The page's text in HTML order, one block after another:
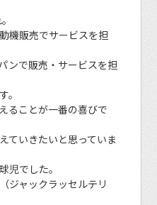
機販売でサービスを担
ンで販売・サービスを担
。
ることが一番の喜びで
ていきたいと思っていま
児でした。
ジャックラッセルテリ